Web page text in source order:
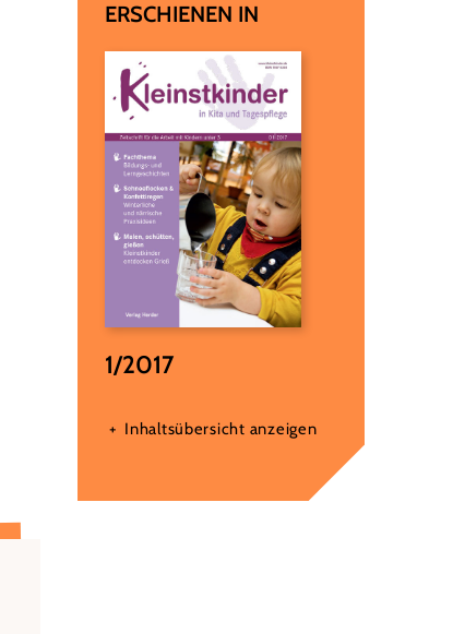
ERSCHIENEN IN
1/2017
Inhaltsübersicht anzeigen